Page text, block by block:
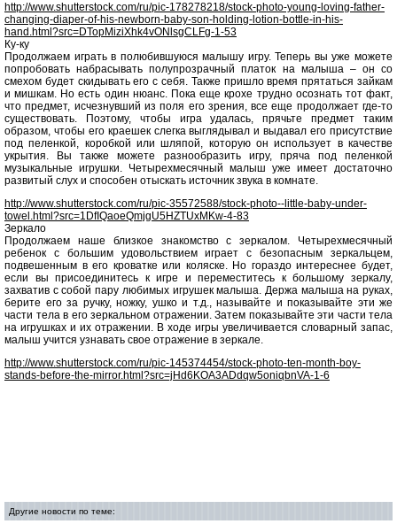
http://www.shutterstock.com/ru/pic-178278218/stock-photo-young-loving-father-
changing-diaper-of-his-newborn-baby-son-holding-lotion-bottle-in-his-
hand.html?src=DTopMiziXhk4vONlsgCLFg-1-53
Ку-ку
Продолжаем играть в полюбившуюся малышу игру. Теперь вы уже можете
попробовать набрасывать полупрозрачный платок на малыша – он со
смехом будет скидывать его с себя. Также пришло время прятаться зайкам
и мишкам. Но есть один нюанс. Пока еще крохе трудно осознать тот факт,
что предмет, исчезнувший из поля его зрения, все еще продолжает где-то
существовать. Поэтому, чтобы игра удалась, прячьте предмет таким
образом, чтобы его краешек слегка выглядывал и выдавал его присутствие
под пеленкой, коробкой или шляпой, которую он использует в качестве
укрытия. Вы также можете разнообразить игру, пряча под пеленкой
музыкальные игрушки. Четырехмесячный малыш уже имеет достаточно
развитый слух и способен отыскать источник звука в комнате.
http://www.shutterstock.com/ru/pic-35572588/stock-photo--little-baby-under-
towel.html?src=1DfIQaoeQmjgU5HZTUxMKw-4-83
Зеркало
Продолжаем наше близкое знакомство с зеркалом. Четырехмесячный
ребенок с большим удовольствием играет с безопасным зеркальцем,
подвешенным в его кроватке или коляске. Но гораздо интереснее будет,
если вы присоединитесь к игре и переместитесь к большому зеркалу,
захватив с собой пару любимых игрушек малыша. Держа малыша на руках,
берите его за ручку, ножку, ушко и т.д., называйте и показывайте эти же
части тела в его зеркальном отражении. Затем показывайте эти части тела
на игрушках и их отражении. В ходе игры увеличивается словарный запас,
малыш учится узнавать свое отражение в зеркале.
http://www.shutterstock.com/ru/pic-145374454/stock-photo-ten-month-boy-
stands-before-the-mirror.html?src=jHd6KOA3ADdqw5oniqbnVA-1-6
Другие новости по теме: